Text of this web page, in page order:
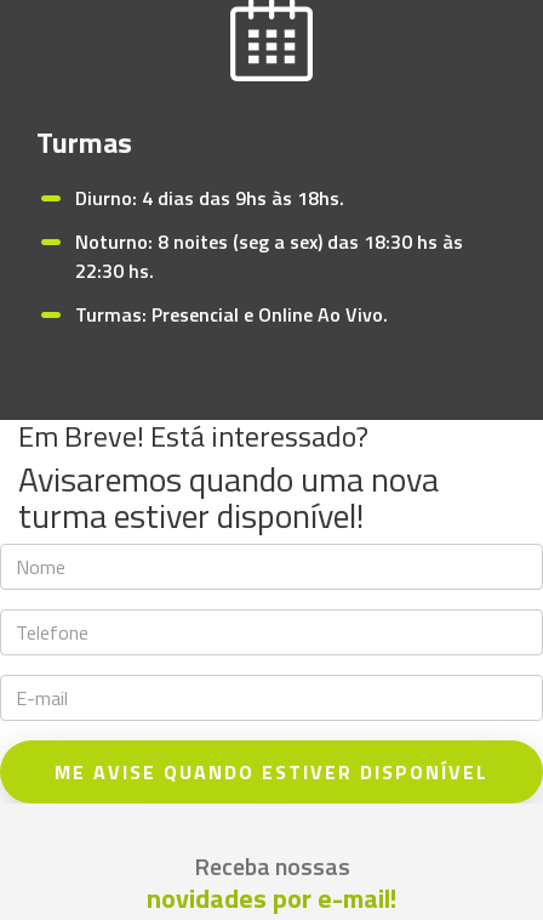
Turmas
Diurno: 4 dias das 9hs às 18hs.
Noturno: 8 noites (seg a sex) das 18:30 hs às
22:30 hs.
Turmas: Presencial e Online Ao Vivo.
Em Breve! Está interessado?
Avisaremos quando uma nova
turma estiver disponível!
ME AVISE QUANDO ESTIVER DISPONÍVEL
Receba nossas
novidades por e-mail!